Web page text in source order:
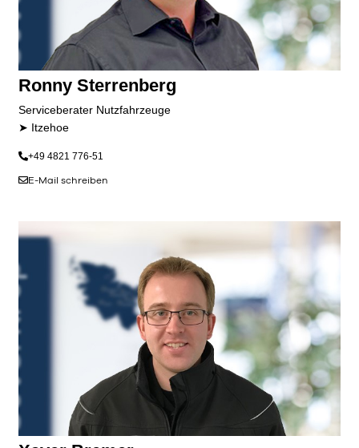
Ronny Sterrenberg
Serviceberater Nutzfahrzeuge
➤ Itzehoe
+49 4821 776-51
E-Mail schreiben